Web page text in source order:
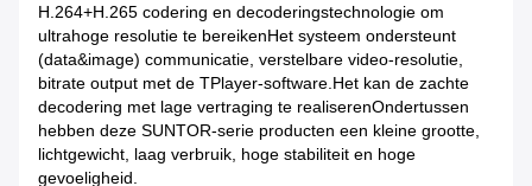
H.264+H.265 codering en decoderingstechnologie om
ultrahoge resolutie te bereikenHet systeem ondersteunt
(data&image) communicatie, verstelbare video-resolutie,
bitrate output met de TPlayer-software.Het kan de zachte
decodering met lage vertraging te realiserenOndertussen
hebben deze SUNTOR-serie producten een kleine grootte,
lichtgewicht, laag verbruik, hoge stabiliteit en hoge
gevoeligheid.